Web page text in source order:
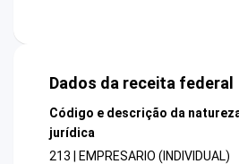
Dados da receita federal
Código e descrição da
jurídica
213 | EMPRESARIO (INDIVIDUAL)